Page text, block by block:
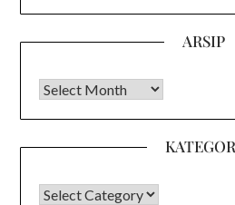
ARSIP
Arsip
KATEGORI